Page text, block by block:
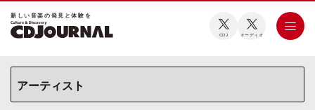
新しい⾳楽の発⾒と体験を
CDJ オーディオ